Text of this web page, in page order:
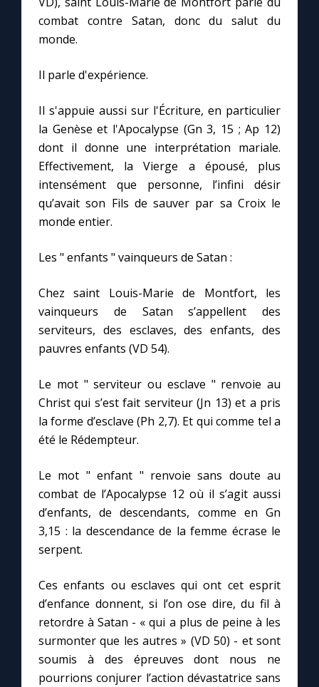
Prier au quotidien
Les premiers samedis du mois
Marie qui défait les nœuds
Me consacrer à Jésus par Marie
Mes intentions de prière
Une Minute avec Marie
Une neuvaine
À la une
1000 Raisons de Croire
Contact
Faire un don
Marie de Nazareth
combat contre Satan, donc du salut du
monde.
Il parle d'expérience.
Il s'appuie aussi sur l'Écriture, en particulier
la Genèse et l'Apocalypse (Gn 3, 15 ; Ap 12)
dont il donne une interprétation mariale.
Effectivement, la Vierge a épousé, plus
intensément que personne, l’infini désir
qu’avait son Fils de sauver par sa Croix le
monde entier.
Les " enfants " vainqueurs de Satan :
Chez saint Louis-Marie de Montfort, les
vainqueurs de Satan s’appellent des
serviteurs, des esclaves, des enfants, des
pauvres enfants (VD 54).
Le mot " serviteur ou esclave " renvoie au
Christ qui s’est fait serviteur (Jn 13) et a pris
la forme d’esclave (Ph 2,7). Et qui comme tel a
été le Rédempteur.
Le mot " enfant " renvoie sans doute au
combat de l’Apocalypse 12 où il s’agit aussi
d’enfants, de descendants, comme en Gn
3,15 : la descendance de la femme écrase le
serpent.
Ces enfants ou esclaves qui ont cet esprit
d’enfance donnent, si l’on ose dire, du fil à
retordre à Satan - « qui a plus de peine à les
surmonter que les autres » (VD 50) - et sont
soumis à des épreuves dont nous ne
pourrions conjurer l’action dévastatrice sans